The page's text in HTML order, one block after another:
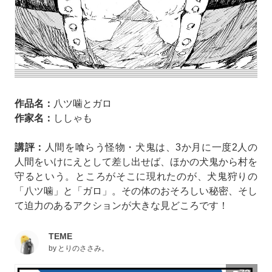
作品名： 八ツ噛とガロ
作家名： ししゃも
講評：
人間を喰らう怪物・犬鬼は、3か月に一度2人の
人間をいけにえとして差し出せば、ほかの犬鬼から村を
守るという。ところがそこに現れたのが、犬鬼狩りの
「八ツ噛」と「ガロ」。その体のおそろしい秘密、そし
て迫力のあるアクションが大きな見どころです！
TEME
by とりのささみ。